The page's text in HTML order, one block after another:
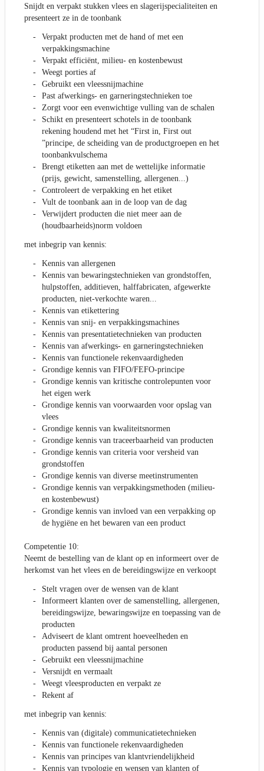
Snijdt en verpakt stukken vlees en slagerijspecialiteiten en
presenteert ze in de toonbank
Verpakt producten met de hand of met een
verpakkingsmachine
Verpakt efficiënt, milieu- en kostenbewust
Weegt porties af
Gebruikt een vleessnijmachine
Past afwerkings- en garneringstechnieken toe
Zorgt voor een evenwichtige vulling van de schalen
Schikt en presenteert schotels in de toonbank
rekening houdend met het “First in, First out
”principe, de scheiding van de productgroepen en het
toonbankvulschema
Brengt etiketten aan met de wettelijke informatie
(prijs, gewicht, samenstelling, allergenen...)
Controleert de verpakking en het etiket
Vult de toonbank aan in de loop van de dag
Verwijdert producten die niet meer aan de
(houdbaarheids)norm voldoen
met inbegrip van kennis:
Kennis van allergenen
Kennis van bewaringstechnieken van grondstoffen,
hulpstoffen, additieven, halffabricaten, afgewerkte
producten, niet-verkochte waren...
Kennis van etikettering
Kennis van snij- en verpakkingsmachines
Kennis van presentatietechnieken van producten
Kennis van afwerkings- en garneringstechnieken
Kennis van functionele rekenvaardigheden
Grondige kennis van FIFO/FEFO-principe
Grondige kennis van kritische controlepunten voor
het eigen werk
Grondige kennis van voorwaarden voor opslag van
vlees
Grondige kennis van kwaliteitsnormen
Grondige kennis van traceerbaarheid van producten
Grondige kennis van criteria voor versheid van
grondstoffen
Grondige kennis van diverse meetinstrumenten
Grondige kennis van verpakkingsmethoden (milieu-
en kostenbewust)
Grondige kennis van invloed van een verpakking op
de hygiëne en het bewaren van een product
Competentie 10:
Neemt de bestelling van de klant op en informeert over de
herkomst van het vlees en de bereidingswijze en verkoopt
Stelt vragen over de wensen van de klant
Informeert klanten over de samenstelling, allergenen,
bereidingswijze, bewaringswijze en toepassing van de
producten
Adviseert de klant omtrent hoeveelheden en
producten passend bij aantal personen
Gebruikt een vleessnijmachine
Versnijdt en vermaalt
Weegt vleesproducten en verpakt ze
Rekent af
met inbegrip van kennis:
Kennis van (digitale) communicatietechnieken
Kennis van functionele rekenvaardigheden
Kennis van principes van klantvriendelijkheid
Kennis van typologie en wensen van klanten of